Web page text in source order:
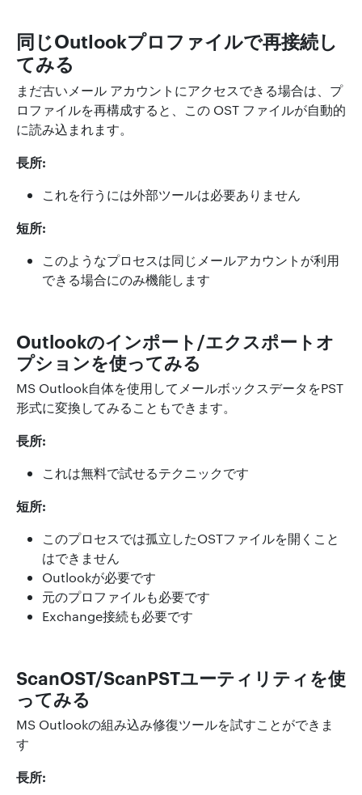
同じOutlookプロファイルで再接続し
てみる
まだ古いメール アカウントにアクセスできる場合は、プ
ロファイルを再構成すると、この OST ファイルが自動的
に読み込まれます。
長所:
これを行うには外部ツールは必要ありません
短所:
このようなプロセスは同じメールアカウントが利用
できる場合にのみ機能します
Outlookのインポート/エクスポートオ
プションを使ってみる
MS Outlook自体を使用してメールボックスデータをPST
形式に変換してみることもできます。
長所:
これは無料で試せるテクニックです
短所:
このプロセスでは孤立したOSTファイルを開くこと
はできません
Outlookが必要です
元のプロファイルも必要です
Exchange接続も必要です
ScanOST/ScanPSTユーティリティを使
ってみる
MS Outlookの組み込み修復ツールを試すことができま
す
長所: